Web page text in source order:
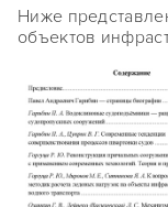
Ниже
объектов